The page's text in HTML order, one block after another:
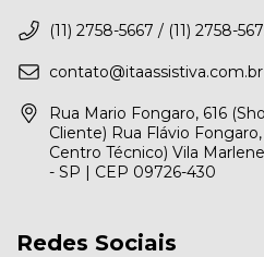
(11) 2758-5667 / (11) 2758-
contato@itaassistiva.com.br
Rua Mario Fongaro, 616
Cliente) Rua Flávio
Centro Técnico) Vila
- SP | CEP 09726-430
Redes Sociais